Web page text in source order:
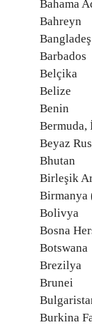
Bahama
Bahreyn
Bangladeş
Barbados
Belçika
Belize
Benin
Bermuda,
Beyaz
Bhutan
Birleşik
Birmanya
Bolivya
Bosna
Botswana
Brezilya
Brunei
Burkina